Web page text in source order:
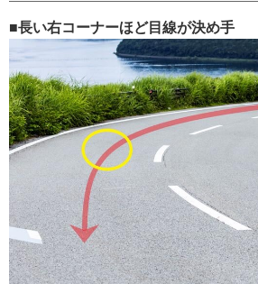
■長い右コーナーほど目線が決め手